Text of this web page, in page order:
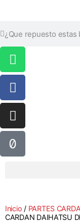
Inicio / PARTES
CARDAN DAIHATSU